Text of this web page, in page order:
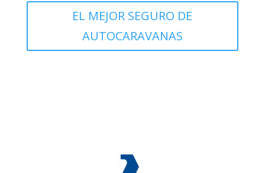
EL MEJOR SEGURO DE
AUTOCARAVANAS